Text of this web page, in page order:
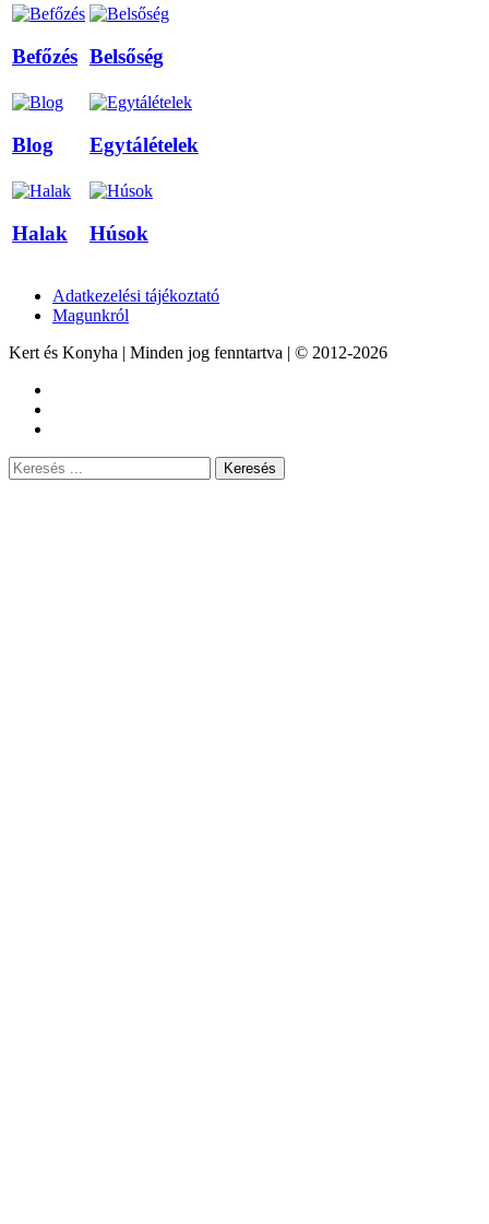
Befőzés Belsőség
Blog Egytálételek
Halak Húsok
Adatkezelési tájékoztató
Magunkról
Kert és Konyha | Minden jog fenntartva | © 2012-2026